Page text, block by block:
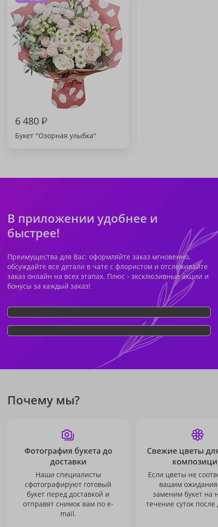
6 480₽
Букет "Озорная улыбка"
В приложении удобнее и
быстрее!
Преимущества для Вас: оформляйте заказ мгновенно,
обсуждайте все детали в чате с флористом и отслеживайте
заказ онлайн на всех этапах. Плюс - эксклюзивные акции и
бонусы за каждый заказ!
Почему мы?
Фотография букета до
доставки
Наши специалисты
сфотографируют готовый
букет перед доставкой и
отправят снимок вам по e-
mail.
Свежие цветы
Если цветы не
вашим
заменим букет на
течение суток после